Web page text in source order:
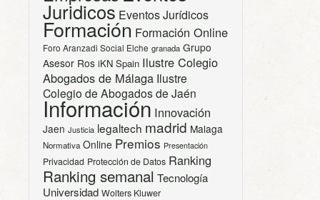
Juridicos Eventos Jurídicos
Formación Formación Online
Foro Aranzadi Social Elche granada Grupo
Asesor Ros iKN Spain Ilustre Colegio
Abogados de Málaga Ilustre
Colegio de Abogados de Jaén
Información Innovación
Jaen Justicia legaltech madrid Malaga
Normativa Online Premios Presentación
Privacidad Protección de Datos Ranking
Ranking semanal Tecnología
Universidad Wolters Kluwer